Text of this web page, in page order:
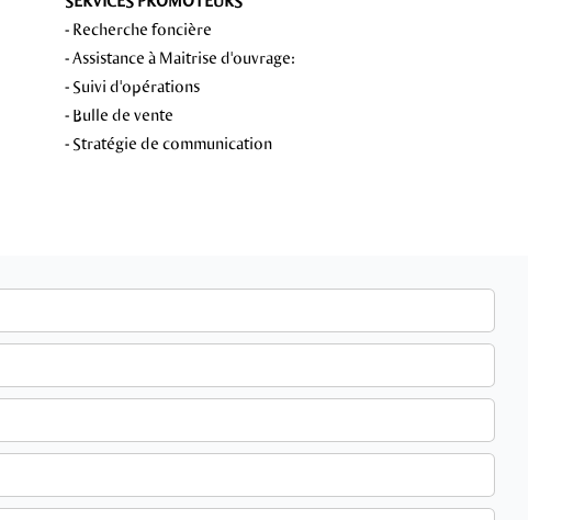
- Recherche foncière
- Assistance à Maitrise d'ouvrage:
- Suivi d'opérations
- Bulle de vente
- Stratégie de communication